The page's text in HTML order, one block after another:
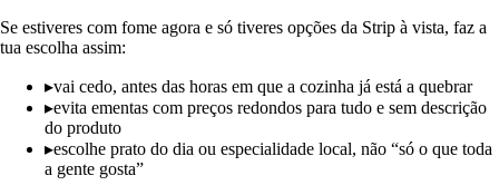
Se estiveres com fome agora e só tiveres opções da Strip à vista, faz a
tua escolha assim:
▸vai cedo, antes das horas em que a cozinha já está a quebrar
▸evita ementas com preços redondos para tudo e sem descrição
do produto
▸escolhe prato do dia ou especialidade local, não “só o que toda
a gente gosta”